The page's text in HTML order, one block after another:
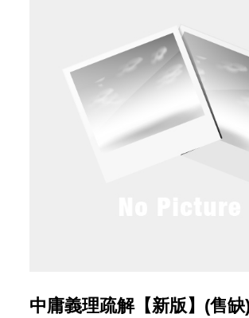
中庸義理疏解【新版】(售缺